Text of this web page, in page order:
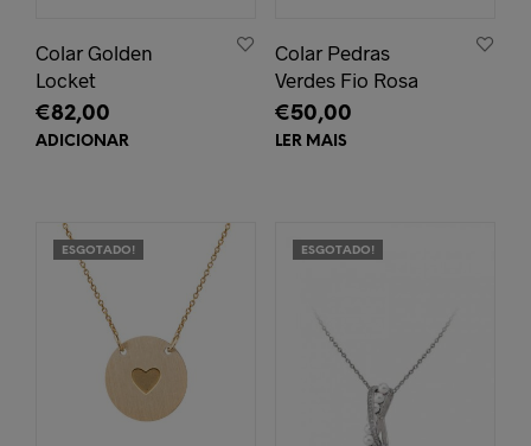
Colar Golden
Locket
€82,00
ADICIONAR
Colar Pedras
Verdes Fio Rosa
€50,00
LER MAIS
ESGOTADO! ESGOTADO!